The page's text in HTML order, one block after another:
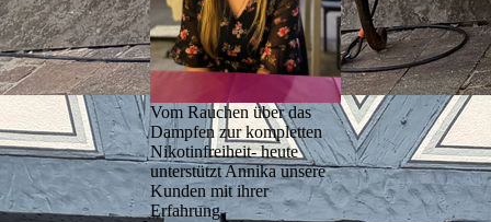
Vom Rauchen über das
Dampfen zur kompletten
Nikotinfreiheit- heute
unterstützt Annika unsere
Kunden mit ihrer
Erfahrung